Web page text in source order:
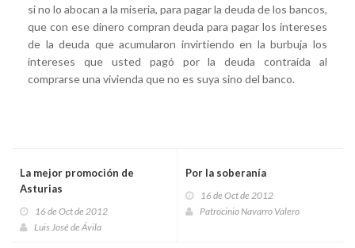
si no lo abocan a la miseria, para pagar la deuda de los bancos,
que con ese dinero compran deuda para pagar los intereses
de la deuda que acumularon invirtiendo en la burbuja los
intereses que usted pagó por la deuda contraída al
comprarse una vivienda que no es suya sino del banco.
La mejor promoción de
Asturias
16 de Oct de 2012
Luis José de Ávila
Por la soberanía
16 de Oct de 2012
Patrocinio Navarro Valero